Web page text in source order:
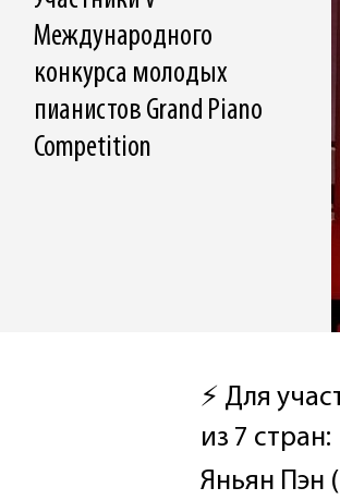
Международного
конкурса молодых
пианистов Grand Piano
Competition
⚡️ Для
из 7 стран:
Яньян Пэн